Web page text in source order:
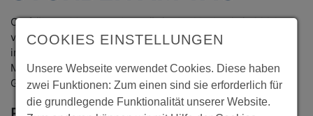
Ob früh am Morgen oder spät in der Nacht: Seit 2004
veranstaltet 1-2-3.livetäglich 20 Stunden am Tag
interaktive Homeshopping-Shows, bei denen die 2
Millionen registrierten Kunden durch die Abgabe von
Geboten ihren eigenen Produktpreis bestimmen können.
COOKIES EINSTELLUNGEN
Unsere Webseite verwendet Cookies. Diese haben
zwei Funktionen: Zum einen sind sie erforderlich für
die grundlegende Funktionalität unserer Website.